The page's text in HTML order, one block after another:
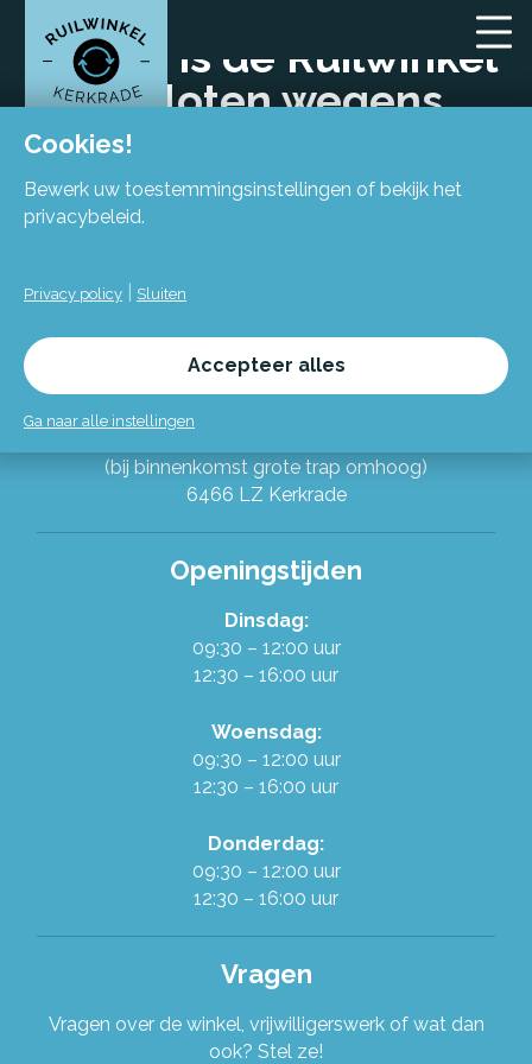
Alles over de Ruilwinkel
Werken in de Ruilwinkel
Onze organisatie
Stel je vraag!
14 mei is de Ruilwinkel
gesloten wegens
Locatie
Flexiforum Kerkrade
(bij binnenkomst grote trap omhoog)
6466 LZ Kerkrade
Openingstijden
Dinsdag:
09:30 – 12:00 uur
12:30 – 16:00 uur
Woensdag:
09:30 – 12:00 uur
12:30 – 16:00 uur
Donderdag:
09:30 – 12:00 uur
12:30 – 16:00 uur
Vragen
Vragen over de winkel, vrijwilligerswerk of wat dan
ook? Stel ze!
Cookies!
Bewerk uw toestemmingsinstellingen of bekijk het
privacybeleid.
Privacy policy Sluiten
Accepteer alles
Ga naar alle instellingen